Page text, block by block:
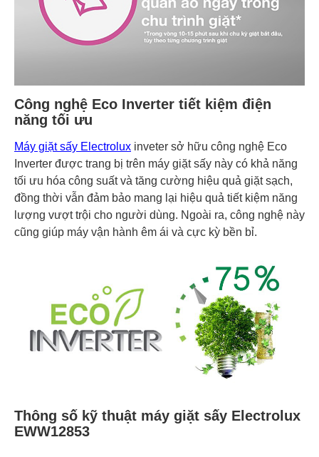
Công nghệ Eco Inverter tiết kiệm điện
năng tối ưu
Máy giặt sấy Electrolux inveter sở hữu công nghệ Eco
Inverter được trang bị trên máy giặt sấy này có khả năng
tối ưu hóa công suất và tăng cường hiệu quả giặt sạch,
đồng thời vẫn đảm bảo mang lại hiệu quả tiết kiệm năng
lượng vượt trội cho người dùng. Ngoài ra, công nghệ này
cũng giúp máy vận hành êm ái và cực kỳ bền bỉ.
Thông số kỹ thuật máy giặt sấy Electrolux
EWW12853